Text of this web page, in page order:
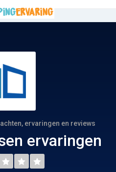
ervaringen en reviews
ervaringen